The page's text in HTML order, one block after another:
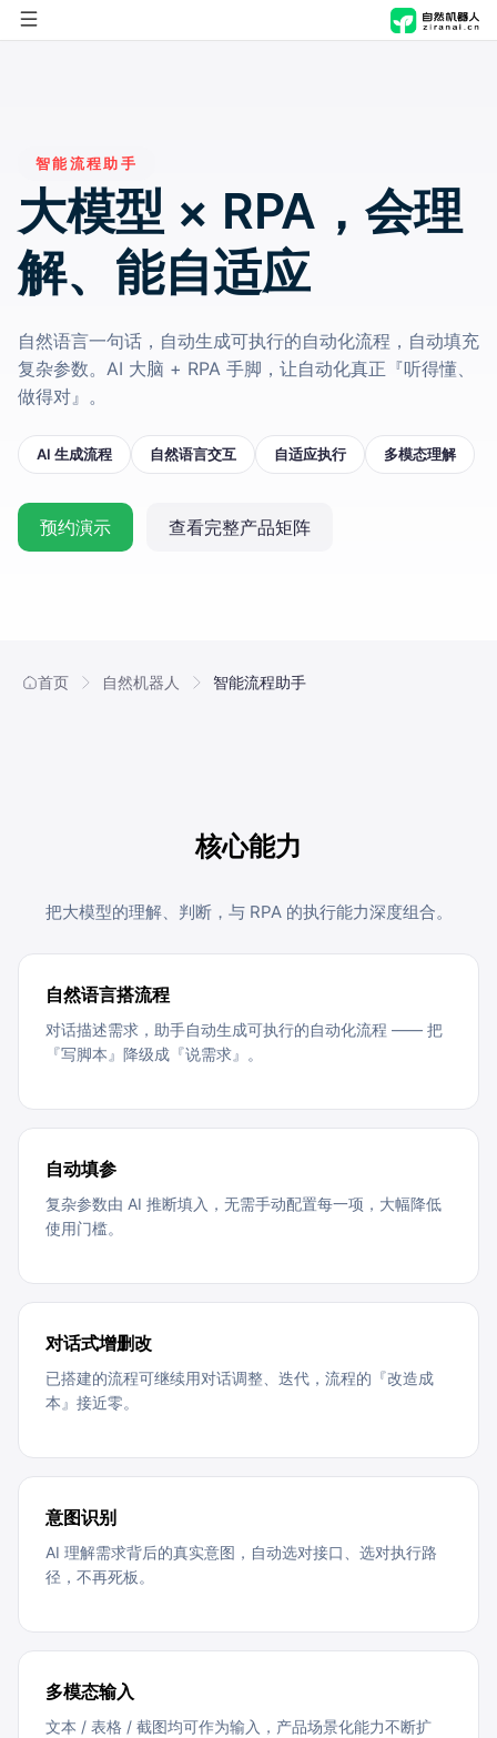
概览
应用场景
技术与安全
自然机器人
产品能力
应用场景
解决方案
行业
制造
文化传媒
餐饮
职能
财务
AI舆情管理解决方案
AI直播获客解决方案
应用商店
公司
新闻资讯
合作伙伴
智能流程助手
大模型 × RPA，会理
解、能自适应
自然语言一句话，自动生成可执行的自动化流程，自动填充
复杂参数。AI 大脑 + RPA 手脚，让自动化真正『听得懂、
做得对』。
AI 生成流程 自然语言交互 自适应执行 多模态理解
预约演示 查看完整产品矩阵
首页 自然机器人 智能流程助手
核心能力
把大模型的理解、判断，与 RPA 的执行能力深度组合。
自然语言搭流程
对话描述需求，助手自动生成可执行的自动化流程 —— 把
『写脚本』降级成『说需求』。
自动填参
复杂参数由 AI 推断填入，无需手动配置每一项，大幅降低
使用门槛。
对话式增删改
已搭建的流程可继续用对话调整、迭代，流程的『改造成
本』接近零。
意图识别
AI 理解需求背后的真实意图，自动选对接口、选对执行路
径，不再死板。
多模态输入
文本 / 表格 / 截图均可作为输入，产品场景化能力不断扩